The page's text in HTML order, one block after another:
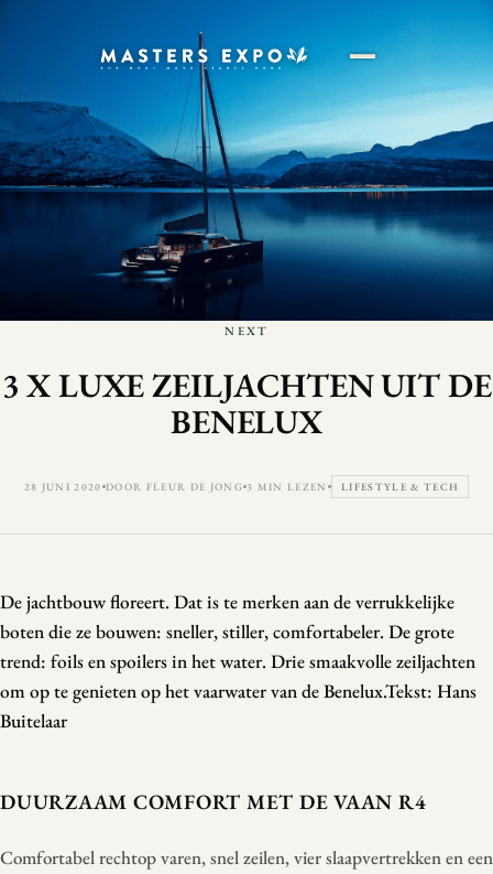
NEXT
3 X LUXE ZEILJACHTEN UIT DE
BENELUX
28 JUNI 2020 DOOR FLEUR DE JONG 3 MIN LEZEN LIFESTYLE & TECH
De jachtbouw floreert. Dat is te merken aan de verrukkelijke
boten die ze bouwen: sneller, stiller, comfortabeler. De grote
trend: foils en spoilers in het water. Drie smaakvolle zeiljachten
om op te genieten op het vaarwater van de Benelux.Tekst: Hans
Buitelaar
DUURZAAM COMFORT MET DE VAAN R4
Comfortabel rechtop varen, snel zeilen, vier slaapvertrekken en een